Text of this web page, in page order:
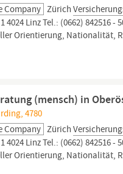
Company Zürich
4024 Linz Tel.: (0662) 842516
Orientierung, Nationalität,
(mensch) in
4780
Company Zürich
4024 Linz Tel.: (0662) 842516
Orientierung, Nationalität,